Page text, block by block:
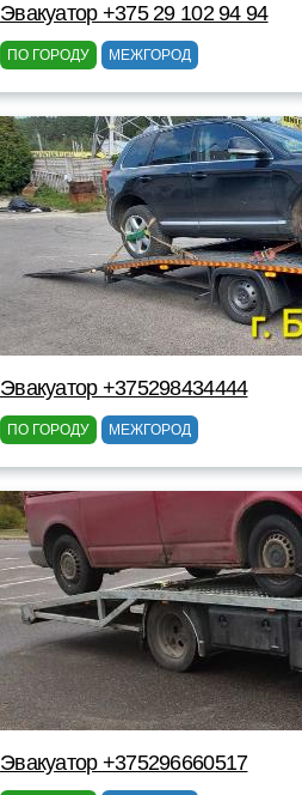
Эвакуатор +375 29 102 94 94
ПО ГОРОДУ МЕЖГОРОД
Эвакуатор +375298434444
ПО ГОРОДУ МЕЖГОРОД
Эвакуатор +375296660517